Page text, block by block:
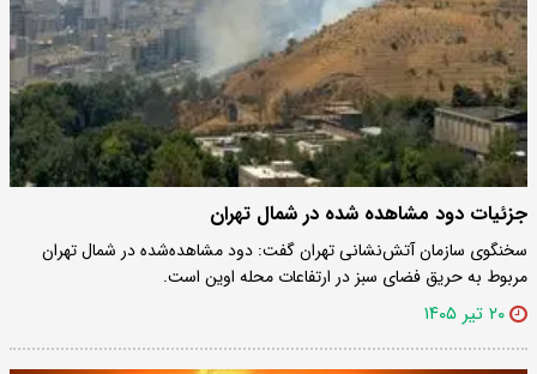
جزئیات دود مشاهده شده در شمال تهران
سخنگوی سازمان آتش‌نشانی تهران گفت: دود مشاهده‌شده در شمال تهران
مربوط به حریق فضای سبز در ارتفاعات محله اوین است.
۲۰ تیر ۱۴۰۵